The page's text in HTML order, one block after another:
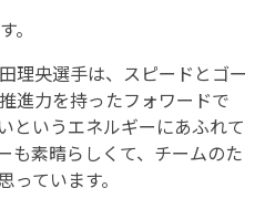
。
理央選手は、スピードとゴー
進力を持ったフォワードで
というエネルギーにあふれて
も素晴らしくて、チームのた
ています。